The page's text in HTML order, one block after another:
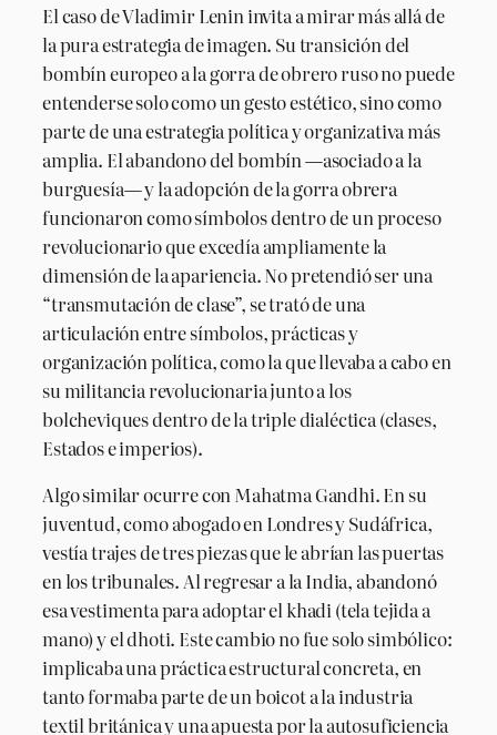
El caso de Vladimir Lenin invita a mirar más allá de
la pura estrategia de imagen. Su transición del
bombín europeo a la gorra de obrero ruso no puede
entenderse solo como un gesto estético, sino como
parte de una estrategia política y organizativa más
amplia. El abandono del bombín —asociado a la
burguesía— y la adopción de la gorra obrera
funcionaron como símbolos dentro de un proceso
revolucionario que excedía ampliamente la
dimensión de la apariencia. No pretendió ser una
“transmutación de clase”, se trató de una
articulación entre símbolos, prácticas y
organización política, como la que llevaba a cabo en
su militancia revolucionaria junto a los
bolcheviques dentro de la triple dialéctica (clases,
Estados e imperios).
Algo similar ocurre con Mahatma Gandhi. En su
juventud, como abogado en Londres y Sudáfrica,
vestía trajes de tres piezas que le abrían las puertas
en los tribunales. Al regresar a la India, abandonó
esa vestimenta para adoptar el khadi (tela tejida a
mano) y el dhoti. Este cambio no fue solo simbólico:
implicaba una práctica estructural concreta, en
tanto formaba parte de un boicot a la industria
textil británica y una apuesta por la autosuficiencia